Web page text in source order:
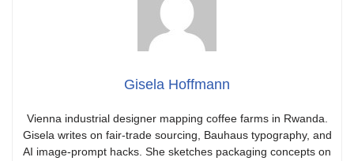
Gisela Hoffmann
Vienna industrial designer mapping coffee farms in Rwanda.
Gisela writes on fair-trade sourcing, Bauhaus typography, and
AI image-prompt hacks. She sketches packaging concepts on